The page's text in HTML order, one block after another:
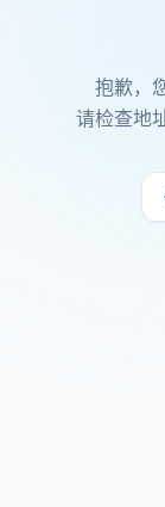
抱歉，
请检查地